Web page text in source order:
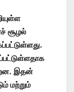
சூழல்
இதன்
மற்றும்